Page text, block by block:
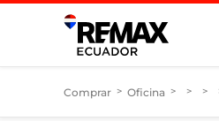
Comprar > Oficina > > >